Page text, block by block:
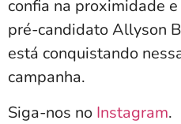
confia na proximidade
pré-candidato Allyson
está conquistando
campanha.
Siga-nos no Instagram.